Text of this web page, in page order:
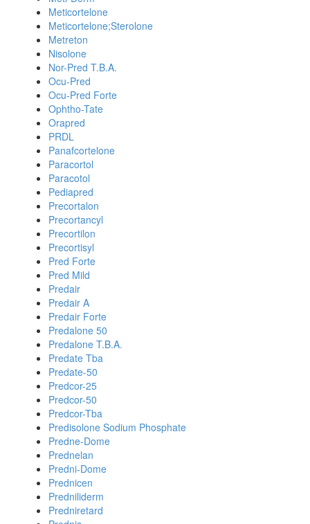
Meticortelone
Meticortelone;Sterolone
Metreton
Nisolone
Nor-Pred T.B.A.
Ocu-Pred
Ocu-Pred Forte
Ophtho-Tate
Orapred
PRDL
Panafcortelone
Paracortol
Paracotol
Pediapred
Precortalon
Precortancyl
Precortilon
Precortisyl
Pred Forte
Pred Mild
Predair
Predair A
Predair Forte
Predalone 50
Predalone T.B.A.
Predate Tba
Predate-50
Predcor-25
Predcor-50
Predcor-Tba
Predisolone Sodium Phosphate
Predne-Dome
Prednelan
Predni-Dome
Prednicen
Predniliderm
Predniretard